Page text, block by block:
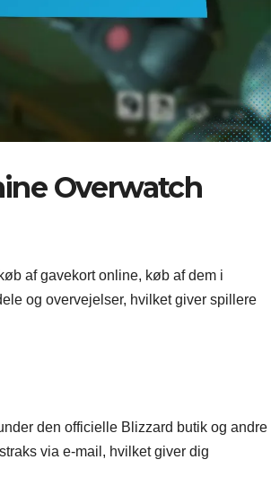
Overwatch
af gavekort online, køb af dem i
og overvejelser, hvilket giver spillere
den officielle Blizzard butik og andre
via e-mail, hvilket giver dig